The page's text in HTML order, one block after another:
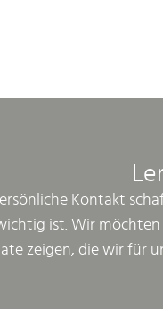
Kontakt
ist. Wir möchten
zeigen, die wir für